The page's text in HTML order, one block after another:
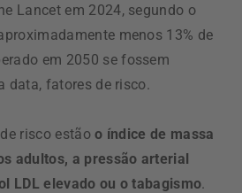
Lancet em 2024, segundo o
menos 13% de
em 2050 se fossem
data, fatores de risco.
risco estãoo índice de massa
adultos, a pressão arterial
LDL elevado ou o tabagismo.